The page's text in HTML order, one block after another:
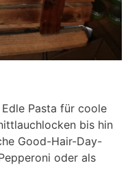
Pasta für coole
bis hin
Good-Hair-Day-
oder als